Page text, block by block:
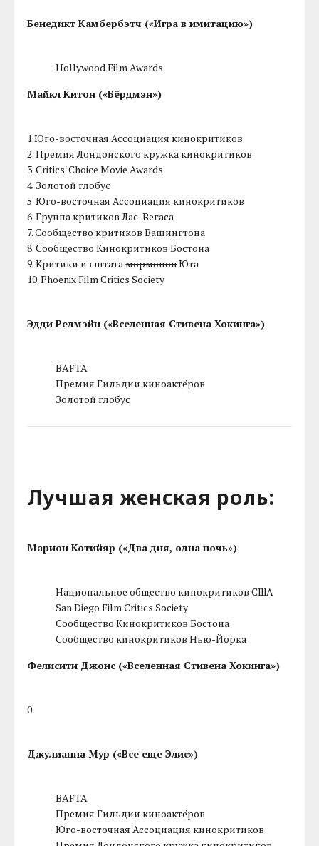
Бенедикт Камбербэтч («Игра в имитацию»)
Hollywood Film Awards
Майкл Китон («Бёрдмэн»)
1.Юго-восточная Ассоциация кинокритиков
2. Премия Лондонского кружка кинокритиков
3. Critics' Choice Movie Awards
4. Золотой глобус
5. Юго-восточная Ассоциация кинокритиков
6. Группа критиков Лас-Вегаса
7. Сообщество критиков Вашингтона
8. Сообщество Кинокритиков Бостона
9. Критики из штатамормоновЮта
10. Phoenix Film Critics Society
Эдди Редмэйн («Вселенная Стивена Хокинга»)
BAFTA
Премия Гильдии киноактёров
Золотой глобус
Лучшая женская роль:
Марион Котийяр («Два дня, одна ночь»)
Национальное общество кинокритиков США
San Diego Film Critics Society
Сообщество Кинокритиков Бостона
Сообщество кинокритиков Нью-Йорка
Фелисити Джонс («Вселенная Стивена Хокинга»)
0
Джулианна Мур («Все еще Элис»)
BAFTA
Премия Гильдии киноактёров
Юго-восточная Ассоциация кинокритиков